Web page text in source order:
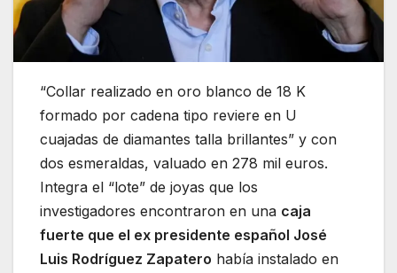
“Collar realizado en oro blanco de 18 K
formado por cadena tipo reviere en U
cuajadas de diamantes talla brillantes” y con
dos esmeraldas, valuado en 278 mil euros.
Integra el “lote” de joyas que los
investigadores encontraron en una caja
fuerte que el ex presidente español José
Luis Rodríguez Zapatero había instalado en